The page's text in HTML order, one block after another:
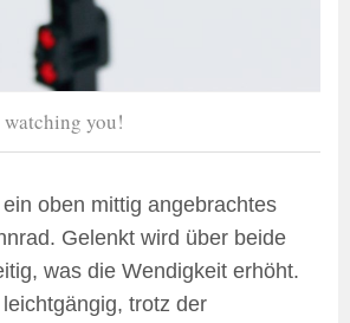
you!
oben mittig angebrachtes
Gelenkt wird über beide
was die Wendigkeit erhöht.
trotz der